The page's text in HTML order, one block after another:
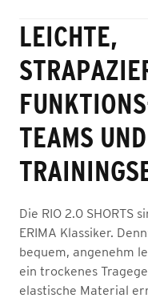
LEICHTE,
TEAMS UND
Die RIO 2.0 SHORTS
ERIMA Klassiker.
bequem, angenehm
ein trockenes
elastische Material